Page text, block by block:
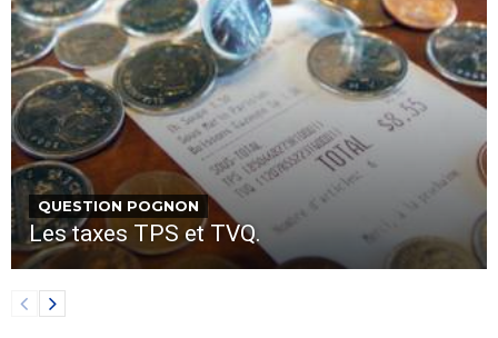
QUESTION POGNON
Les taxes TPS et TVQ.